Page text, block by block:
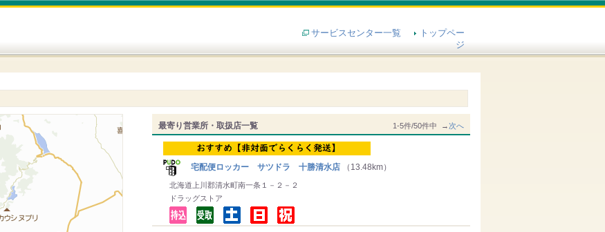
サービスセンター一覧
トップペー
ジ
最寄り営業所・取扱店一覧 1-5件/50件中 →次へ
宅配便ロッカー サツドラ 十勝清水店 （13.48km）
北海道上川郡清水町南一条１－２－２
ドラッグストア